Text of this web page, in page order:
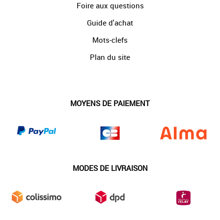
Foire aux questions
Guide d'achat
Mots-clefs
Plan du site
MOYENS DE PAIEMENT
MODES DE LIVRAISON